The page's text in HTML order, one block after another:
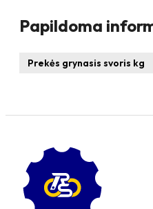
veržlė
Papildoma
Prekės grynasis svoris kg